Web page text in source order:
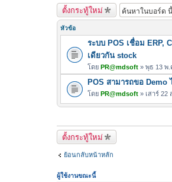
)
ตั้งกระทู้ใหม่
หัวข้อ
ระบบ POS เชื่อม ERP,
เดียวกัน stock
โดย PR@mdsoft » พุธ 13 พ.
POS สามารถขอ
โดย PR@mdsoft » เสาร์ 22
ตั้งกระทู้ใหม่
ย้อนกลับหน้าหลัก
ผู้ใช้งานขณะนี้